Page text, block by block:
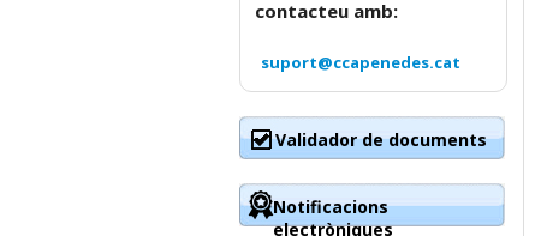
contacteu amb:
suport@ccapenedes.cat
Validador de documents
Notificacions
electròniques